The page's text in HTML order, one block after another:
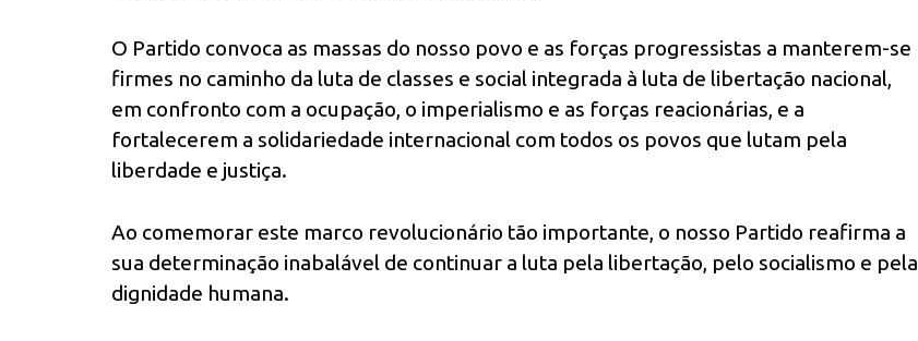
O Partido convoca as massas do nosso povo e as forças progressistas a manterem-se
firmes no caminho da luta de classes e social integrada à luta de libertação nacional,
em confronto com a ocupação, o imperialismo e as forças reacionárias, e a
fortalecerem a solidariedade internacional com todos os povos que lutam pela
liberdade e justiça.
Ao comemorar este marco revolucionário tão importante, o nosso Partido reafirma a
sua determinação inabalável de continuar a luta pela libertação, pelo socialismo e pela
dignidade humana.